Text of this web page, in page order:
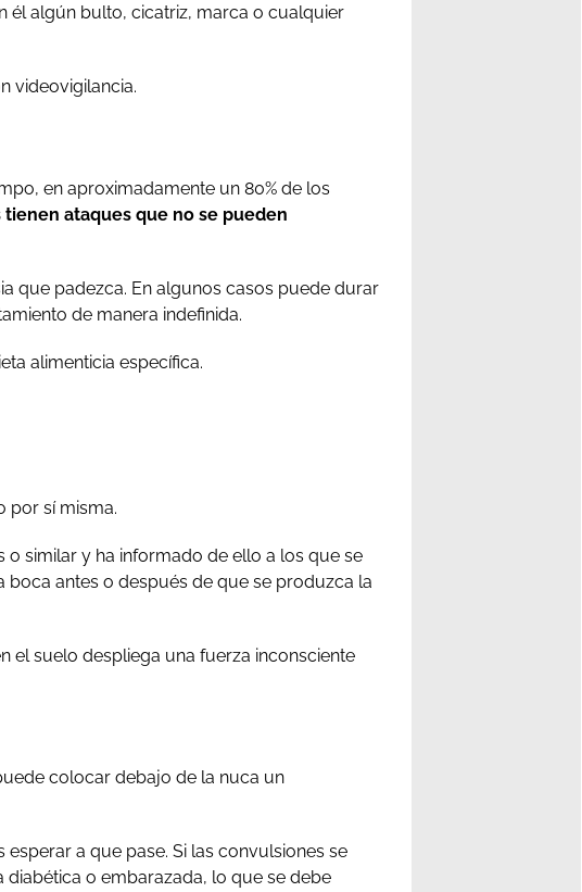
él algún bulto, cicatriz, marca o cualquier
videovigilancia.
en aproximadamente un 80% de los
ataques que no se pueden
que padezca. En algunos casos puede durar
de manera indefinida.
alimenticia específica.
por sí misma.
similar y ha informado de ello a los que se
antes o después de que se produzca la
el suelo despliega una fuerza inconsciente
colocar debajo de la nuca un
esperar a que pase. Si las convulsiones se
o embarazada, lo que se debe